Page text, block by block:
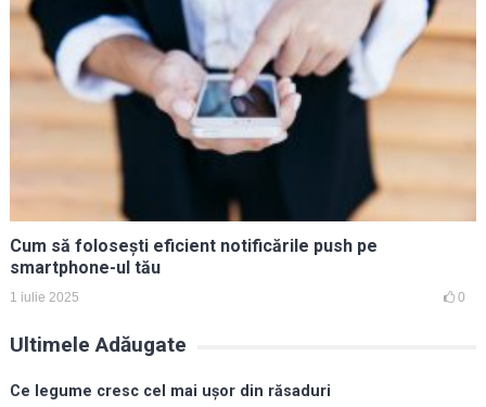
Cum să folosești eficient notificările push pe
smartphone-ul tău
1 iulie 2025 0
Ultimele Adăugate
Ce legume cresc cel mai ușor din răsaduri